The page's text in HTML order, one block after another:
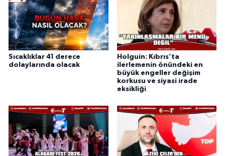
Sıcaklıklar 41 derece
dolaylarında olacak
Holguín: Kıbrıs’ta
ilerlemenin önündeki en
büyük engeller değişim
korkusu ve siyasi irade
eksikliği